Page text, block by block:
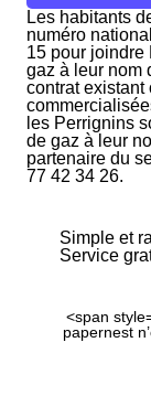
Les habitants
numéro
15 pour joindre
gaz à leur nom
contrat existant
les Perrignins
de gaz à leur
partenaire du
77 42 34 26.
Simple et
Service
<span
papernest